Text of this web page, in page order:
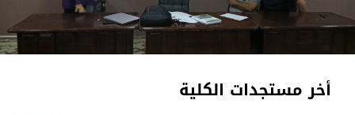
أخر مستجدات الكلية